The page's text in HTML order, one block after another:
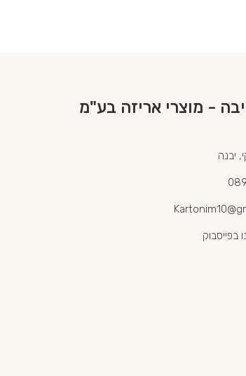
- מוצרי אריזה בע"מ
יבנה
בפייסבוק